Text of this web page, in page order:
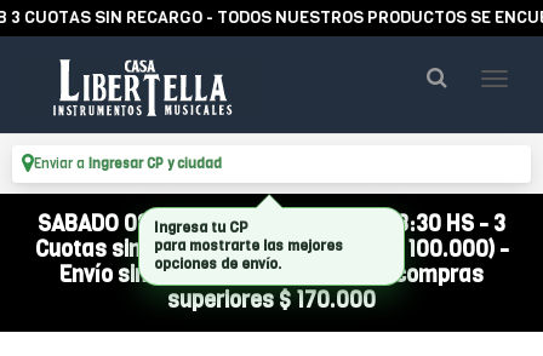
CUOTAS SIN RECARGO - TODOS NUESTROS PRODUCTOS SE
Enviar a Ingresar CP y ciudad
SABADO 08/08 ABIERTO DE 10:00 A 13:30 HS - 3
Cuotas sin interés (compra mínima $ 100.000) -
Envío sin cargo a todo el país por compras
superiores $ 170.000
Ingresa tu CP
para mostrarte las mejores
opciones de envío.